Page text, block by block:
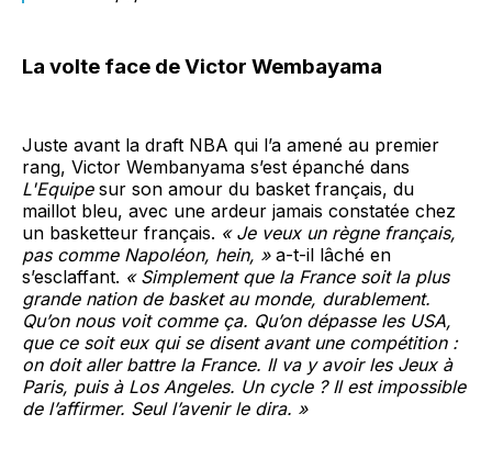
La volte face de Victor Wembayama
Juste avant la draft NBA qui l’a amené au premier
rang, Victor Wembanyama s’est épanché dans
L'Equipe sur son amour du basket français, du
maillot bleu, avec une ardeur jamais constatée chez
un basketteur français. « Je veux un règne français,
pas comme Napoléon, hein, »a-t-il lâché en
s’esclaffant. « Simplement que la France soit la plus
grande nation de basket au monde, durablement.
Qu’on nous voit comme ça. Qu’on dépasse les USA,
que ce soit eux qui se disent avant une compétition :
on doit aller battre la France. Il va y avoir les Jeux à
Paris, puis à Los Angeles. Un cycle ? Il est impossible
de l’affirmer. Seul l’avenir le dira. »